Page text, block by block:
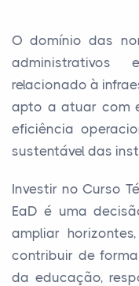
O domínio das
relacionado à
apto a atuar com
eficiência
sustentável das
Investir no Curso
EaD é uma
ampliar
contribuir de
da educação,